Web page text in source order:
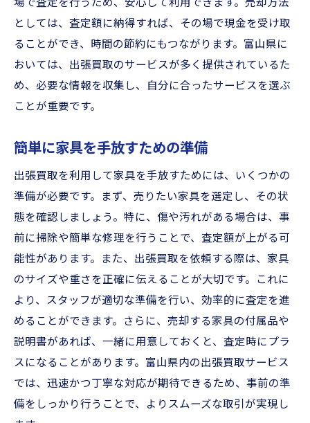
場で査定を行うため、安心して利用できます。売却方法
としては、査定額に納得すれば、その場で現金を受け取
ることができ、時間の節約にもつながります。富山県に
おいては、出張買取のサービスが多く提供されているた
め、必要な情報を収集し、自分に合ったサービスを選ぶ
ことが重要です。
簡単に家具を手放すための準備
出張買取を利用して家具を手放すためには、いくつかの
準備が必要です。まず、売りたい家具を選定し、その状
態を確認しましょう。特に、傷や汚れがある場合は、事
前に掃除や簡単な修理を行うことで、査定額が上がる可
能性があります。また、出張買取を依頼する際は、家具
のサイズや重さを正確に伝えることが大切です。これに
より、スタッフが適切な準備を行い、効率的に査定を進
めることができます。さらに、売却する家具の付属品や
説明書があれば、一緒に用意しておくと、査定時にプラ
スになることがあります。富山県内の出張買取サービス
では、迅速かつ丁寧な対応が期待できるため、事前の準
備をしっかり行うことで、よりスムーズな取引が実現し